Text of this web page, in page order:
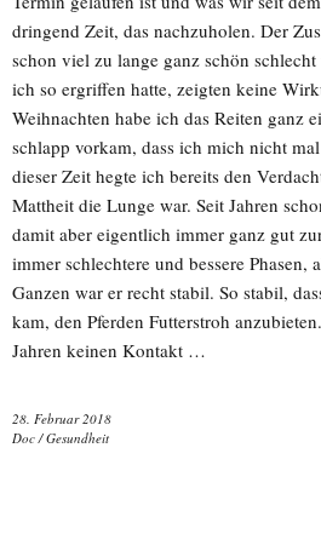
dringend Zeit, das nachzuholen. Der
schon viel zu lange ganz schön
ich so ergriffen hatte, zeigten keine
Weihnachten habe ich das Reiten ganz
schlapp vorkam, dass ich mich nicht
dieser Zeit hegte ich bereits den
Mattheit die Lunge war. Seit Jahren
damit aber eigentlich immer ganz gut
immer schlechtere und bessere Phasen,
Ganzen war er recht stabil. So stabil,
kam, den Pferden Futterstroh
Jahren keinen Kontakt …
28. Februar 2018
Doc /Gesundheit